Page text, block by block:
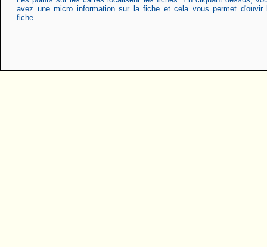
avez une micro information sur la fiche et cela vous permet d'ouvir
fiche .